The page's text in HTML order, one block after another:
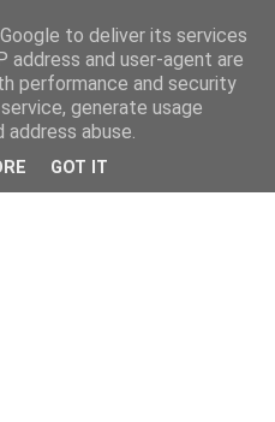
to deliver its services
address and user-agent are
performance and security
generate usage
abuse.
GOT IT